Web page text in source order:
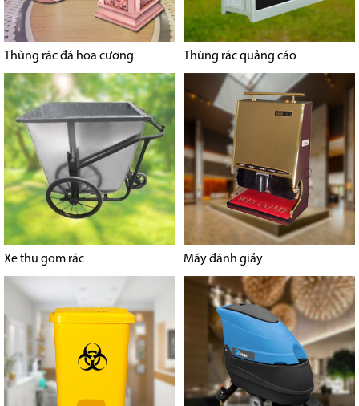
Thùng rác đá hoa cương Thùng rác quảng cáo
Xe thu gom rác Máy đánh giầy